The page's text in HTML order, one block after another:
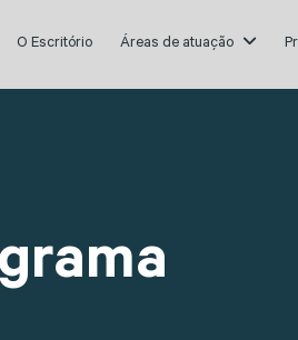
O Escritório Áreas de atuação